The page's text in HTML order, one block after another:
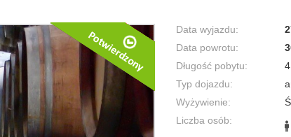
Data wyjazdu:
Data powrotu:
Długość pobytu:
Typ dojazdu:
Wyżywienie:
Liczba osób: